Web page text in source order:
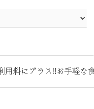
用料にプラス‼お手軽な